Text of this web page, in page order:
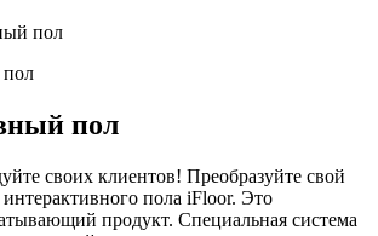
пол
пол
своих клиентов! Преобразуйте свой
пола iFloor. Это
продукт. Специальная система